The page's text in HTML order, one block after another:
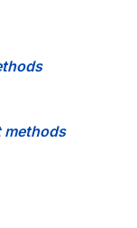
methods